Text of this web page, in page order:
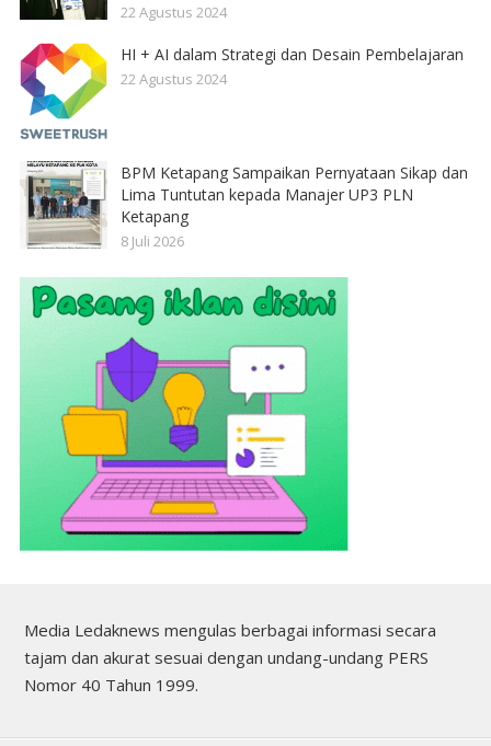
22 Agustus 2024
HI + AI dalam Strategi dan Desain Pembelajaran
22 Agustus 2024
BPM Ketapang Sampaikan Pernyataan Sikap dan
Lima Tuntutan kepada Manajer UP3 PLN
Ketapang
8 Juli 2026
Media Ledaknews mengulas berbagai informasi secara
tajam dan akurat sesuai dengan undang-undang PERS
Nomor 40 Tahun 1999.